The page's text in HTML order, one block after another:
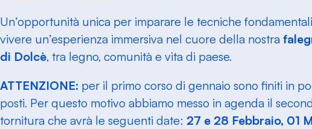
Un’opportunità unica per imparare le tecniche
vivere un’esperienza immersiva nel cuore della nostra
di Dolcè, tra legno, comunità e vita di paese.
ATTENZIONE: per il primo corso di gennaio sono finiti in
posti. Per questo motivo abbiamo messo in agenda il
tornitura che avrà le seguenti date: 27 e 28 Febbraio, 01